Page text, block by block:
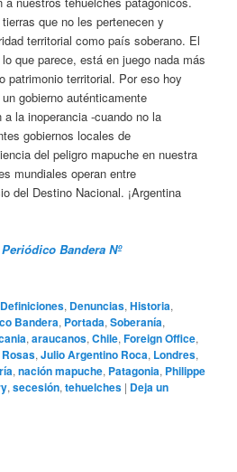
que no les pertenecen y
territorial como país soberano. El
que parece, está en juego nada más
patrimonio territorial. Por eso hoy
gobierno auténticamente
la inoperancia -cuando no la
gobiernos locales de
del peligro mapuche en nuestra
mundiales operan entre
del Destino Nacional. ¡Argentina
Periódico Bandera Nº
Definiciones, Denuncias,Historia,
Bandera, Portada,Soberanía,
,araucanos,Chile,Foreign Office,
,Julio Argentino Roca, Londres,
,nación mapuche, Patagonia, Philippe
,secesión,tehuelches | Deja un